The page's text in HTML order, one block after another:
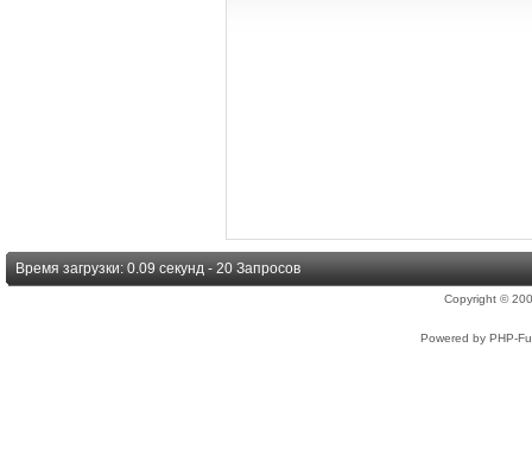
Время загрузки: 0.09 секунд - 20 Запросов
Copyright ©
Powered by PHP-